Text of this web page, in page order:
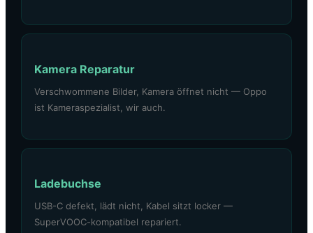
Kamera Reparatur
Verschwommene Bilder, Kamera öffnet nicht — Oppo
ist Kameraspezialist, wir auch.
Ladebuchse
USB-C defekt, lädt nicht, Kabel sitzt locker —
SuperVOOC-kompatibel repariert.